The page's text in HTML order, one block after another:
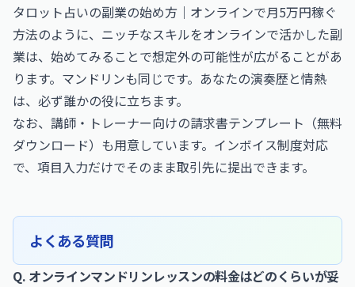
タロット占いの副業の始め方｜オンラインで月5万円稼ぐ
方法のように、ニッチなスキルをオンラインで活かした副
業は、始めてみることで想定外の可能性が広がることがあ
ります。マンドリンも同じです。あなたの演奏歴と情熱
は、必ず誰かの役に立ちます。
なお、 講師・トレーナー向けの請求書テンプレート（無料
ダウンロード） も用意しています。インボイス制度対応
で、項目入力だけでそのまま取引先に提出できます。
よくある質問
Q. オンラインマンドリンレッスンの料金はどのくらいが妥